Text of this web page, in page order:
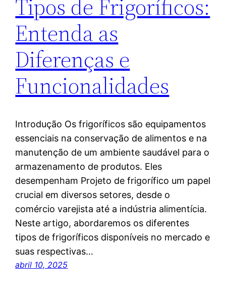
Tipos de Frigoríficos:
Entenda as
Diferenças e
Funcionalidades
Introdução Os frigoríficos são equipamentos
essenciais na conservação de alimentos e na
manutenção de um ambiente saudável para o
armazenamento de produtos. Eles
desempenham Projeto de frigorífico um papel
crucial em diversos setores, desde o
comércio varejista até a indústria alimentícia.
Neste artigo, abordaremos os diferentes
tipos de frigoríficos disponíveis no mercado e
suas respectivas…
abril 10, 2025